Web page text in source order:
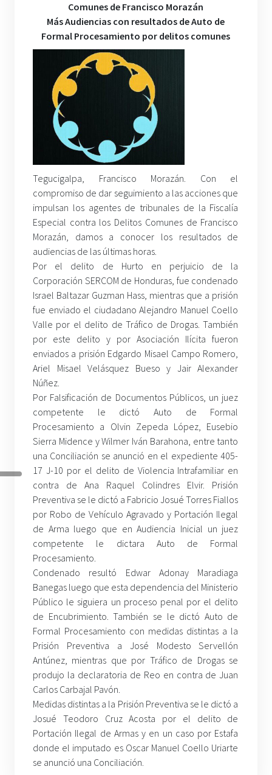
Comunes de Francisco Morazán
Más Audiencias con resultados de Auto de
Formal Procesamiento por delitos comunes
Tegucigalpa, Francisco Morazán. Con el
compromiso de dar seguimiento a las acciones que
impulsan los agentes de tribunales de la Fiscalía
Especial contra los Delitos Comunes de Francisco
Morazán, damos a conocer los resultados de
audiencias de las últimas horas.
Por el delito de Hurto en perjuicio de la
Corporación SERCOM de Honduras, fue condenado
Israel Baltazar Guzman Hass, mientras que a prisión
fue enviado el ciudadano Alejandro Manuel Coello
Valle por el delito de Tráfico de Drogas. También
por este delito y por Asociación Ilícita fueron
enviados a prisión Edgardo Misael Campo Romero,
Ariel Misael Velásquez Bueso y Jair Alexander
Núñez.
Por Falsificación de Documentos Públicos, un juez
competente le dictó Auto de Formal
Procesamiento a Olvin Zepeda López, Eusebio
Sierra Midence y Wilmer Iván Barahona, entre tanto
una Conciliación se anunció en el expediente 405-
17 J-10 por el delito de Violencia Intrafamiliar en
contra de Ana Raquel Colindres Elvir. Prisión
Preventiva se le dictó a Fabricio Josué Torres Fiallos
por Robo de Vehículo Agravado y Portación Ilegal
de Arma luego que en Audiencia Inicial un juez
competente le dictara Auto de Formal
Procesamiento.
Condenado resultó Edwar Adonay Maradiaga
Banegas luego que esta dependencia del Ministerio
Público le siguiera un proceso penal por el delito
de Encubrimiento. También se le dictó Auto de
Formal Procesamiento con medidas distintas a la
Prisión Preventiva a José Modesto Servellón
Antúnez, mientras que por Tráfico de Drogas se
produjo la declaratoria de Reo en contra de Juan
Carlos Carbajal Pavón.
Medidas distintas a la Prisión Preventiva se le dictó a
Josué Teodoro Cruz Acosta por el delito de
Portación Ilegal de Armas y en un caso por Estafa
donde el imputado es Oscar Manuel Coello Uriarte
se anunció una Conciliación.